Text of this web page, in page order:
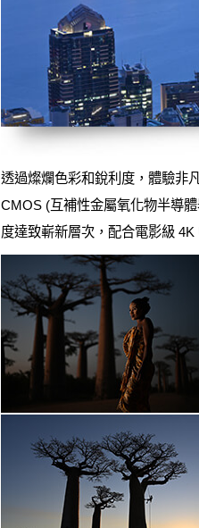
透過燦爛色彩和銳利度，體驗非
CMOS (互補性金屬氧化物半導
度達致嶄新層次，配合電影級